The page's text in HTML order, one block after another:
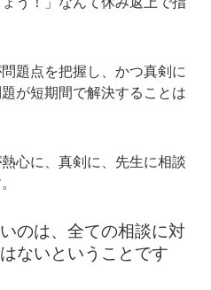
題点を把握し、かつ真剣に
が短期間で解決することは
心に、真剣に、先生に相談
のは、全ての相談に対
ないということです